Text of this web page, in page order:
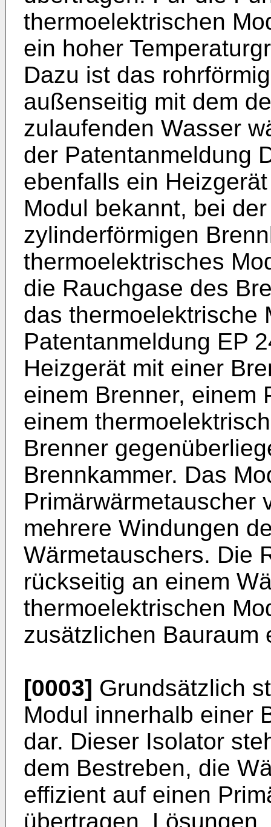
thermoelektrischen
ein hoher
Dazu ist das
außenseitig mit dem
zulaufenden Wasser
der Patentanmeldung
ebenfalls ein
Modul bekannt, bei
zylinderförmigen
thermoelektrisches
die Rauchgase des
das thermoelektrische
Patentanmeldung EP
Heizgerät mit einer
einem Brenner, einem
einem
Brenner
Brennkammer. Das
Primärwärmetauscher
mehrere Windungen
Wärmetauschers. Die
rückseitig an einem
thermoelektrischen
zusätzlichen Bauraum
[0003] Grundsätzlich
Modul innerhalb einer
dar. Dieser Isolator
dem Bestreben, die
effizient auf einen
übertragen.